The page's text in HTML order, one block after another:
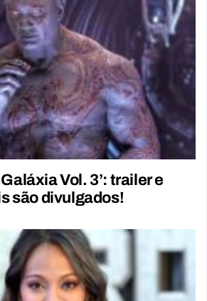
Vol. 3’: trailer e
são divulgados!